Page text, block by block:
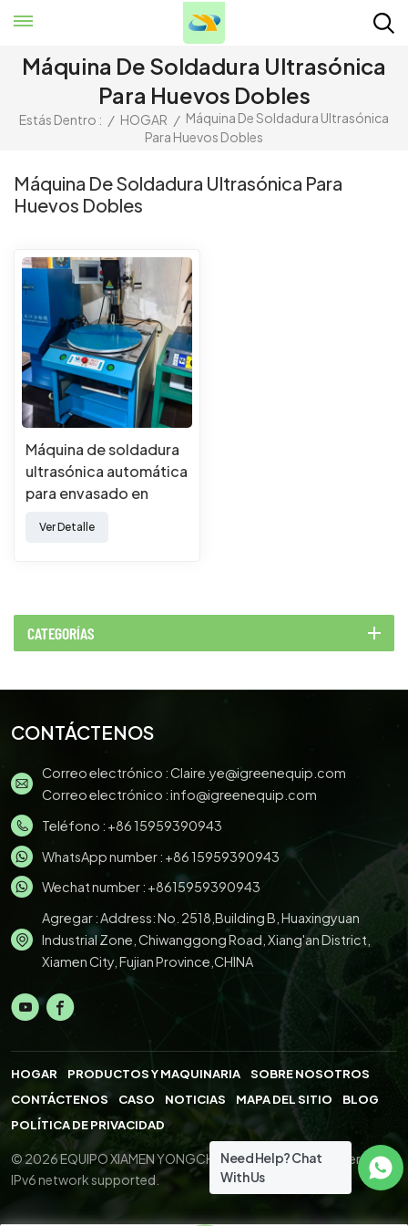
Máquina De Soldadura Ultrasónica
Para Huevos Dobles
Estás Dentro : / HOGAR / Máquina De Soldadura Ultrasónica
Para Huevos Dobles
Máquina De Soldadura Ultrasónica Para
Huevos Dobles
Máquina de soldadura
ultrasónica automática
para envasado en
Ver Detalle
CATEGORÍAS
CONTÁCTENOS
Correo electrónico :Claire.ye@igreenequip.com
Correo electrónico :info@igreenequip.com
Teléfono : +86 15959390943
WhatsApp number : +86 15959390943
Wechat number : +8615959390943
Agregar : Address: No. 2518,Building B, Huaxingyuan
Industrial Zone, Chiwanggong Road, Xiang'an District,
Xiamen City, Fujian Province,CHINA
HOGAR PRODUCTOS Y MAQUINARIA
SOBRE NOSOTROS
CONTÁCTENOS
CASO NOTICIAS MAPA DEL SITIO
BLOG
POLÍTICA DE PRIVACIDAD
© 2026 EQUIPO XIAMEN YONGCHENG.,LTD. All Right Reserved.
IPv6 network supported.
Need Help? Chat
With Us